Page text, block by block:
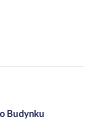
Budynku